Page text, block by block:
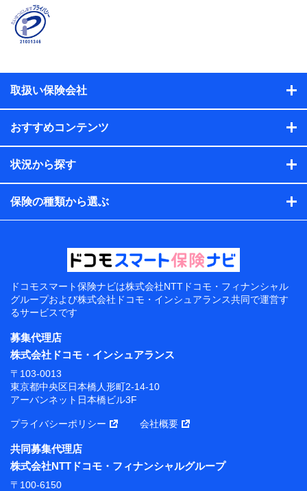
取扱い保険会社
おすすめコンテンツ
状況から探す
保険の種類から選ぶ
ドコモスマート保険ナビは株式会社NTTドコモ・フィナンシャル
グループおよび株式会社ドコモ・インシュアランス共同で運営す
るサービスです
募集代理店
株式会社ドコモ・インシュアランス
〒103-0013
東京都中央区日本橋人形町2-14-10
アーバンネット日本橋ビル3F
プライバシーポリシー 会社概要
共同募集代理店
株式会社NTTドコモ・フィナンシャルグループ
〒100-6150